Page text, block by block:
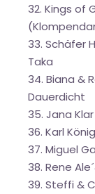
32. Kings of
33. Schäfer
Taka
34. Biana &
Dauerdicht
35. Jana
36. Karl
37. Miguel
38. Rene
39. Steffi &